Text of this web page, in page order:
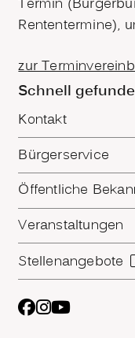
Termin
Rententermine),
zur
Schnell
Kontakt
Bürgerservice
Öffentliche
Veranstaltungen
Stellenangebote